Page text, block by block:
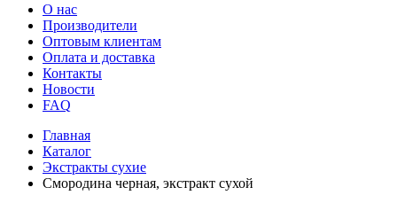
О нас
Производители
Оптовым клиентам
Оплата и доставка
Контакты
Новости
FAQ
Главная
Каталог
Экстракты сухие
Смородина черная, экстракт сухой